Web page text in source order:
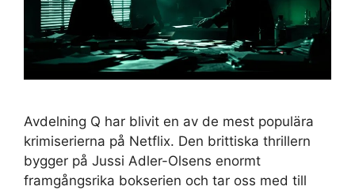
Avdelning Q har blivit en av de mest populära
krimiserierna på Netflix. Den brittiska thrillern
bygger på Jussi Adler-Olsens enormt
framgångsrika bokserien och tar oss med till